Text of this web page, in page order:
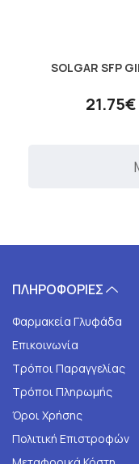
SOLGAR SFP
21.75€
ΠΛΗΡΟΦΟΡΙΕΣ
Φαρμακεία Γλυφάδα
Επικοινωνία
Τρόποι Παραγγελίας
Τρόποι Πληρωμής
Όροι Χρήσης
Πολιτική Επιστροφών